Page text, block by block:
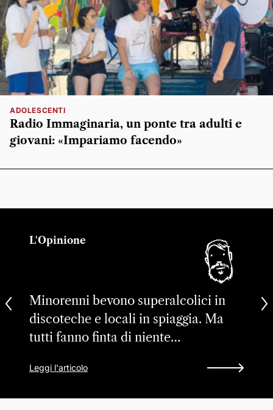
ADOLESCENTI
Radio Immaginaria, un ponte tra adulti e
giovani: «Impariamo facendo»
L'Opinione
Minorenni bevono superalcolici in
discoteche e locali in spiaggia. Ma
tutti fanno finta di niente…
Leggi l'articolo